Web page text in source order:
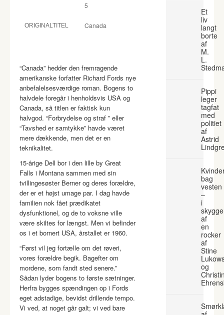
5
ORIGINALTITEL Canada
“Canada” hedder den fremragende
amerikanske forfatter Richard Fords nye
anbefalelsesværdige roman. Bogens to
halvdele foregår i henholdsvis USA og
Canada, så titlen er faktisk kun
halvgod. “Forbrydelse og straf ” eller
“Tavshed er samtykke” havde været
mere dækkende, men det er en
teknikalitet.
15-årige Dell bor i den lille by Great
Falls i Montana sammen med sin
tvillingesøster Berner og deres forældre,
der er et højst umage par. I dag havde
familien nok fået prædikatet
dysfunktionel, og de to voksne ville
være skiltes for længst. Men vi befinder
os i et bornert USA, årstallet er 1960.
“Først vil jeg fortælle om det røveri,
vores forældre begik. Bagefter om
mordene, som fandt sted senere.”
Sådan lyder bogens to første sætninger.
Herfra bygges spændingen op i Fords
eget adstadige, bevidst drillende tempo.
Vi ved, at noget går galt; vi ved bare
Et
liv
langt
borte
af
M.
L.
Pippi
leger
tagfat
med
politiet
af
Astrid
bag
vesten
–
i
af
en
rocker
af
Stine
og